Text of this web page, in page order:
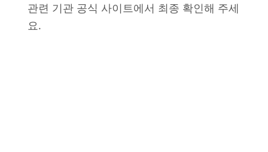
관련 기관 공식 사이트에서 최종 확인해 주세
요.